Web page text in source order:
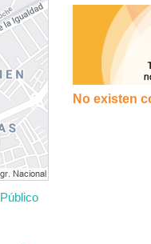
Público
No existen